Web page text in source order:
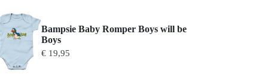
Bampsie Baby Romper Boys will be
Boys
€19,95